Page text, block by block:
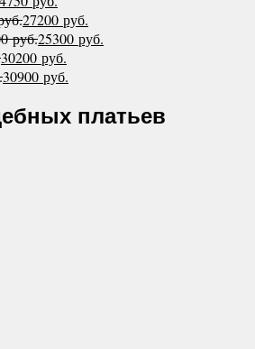
27200 руб.
руб.25300 руб.
30200 руб.
30900 руб.
платьев